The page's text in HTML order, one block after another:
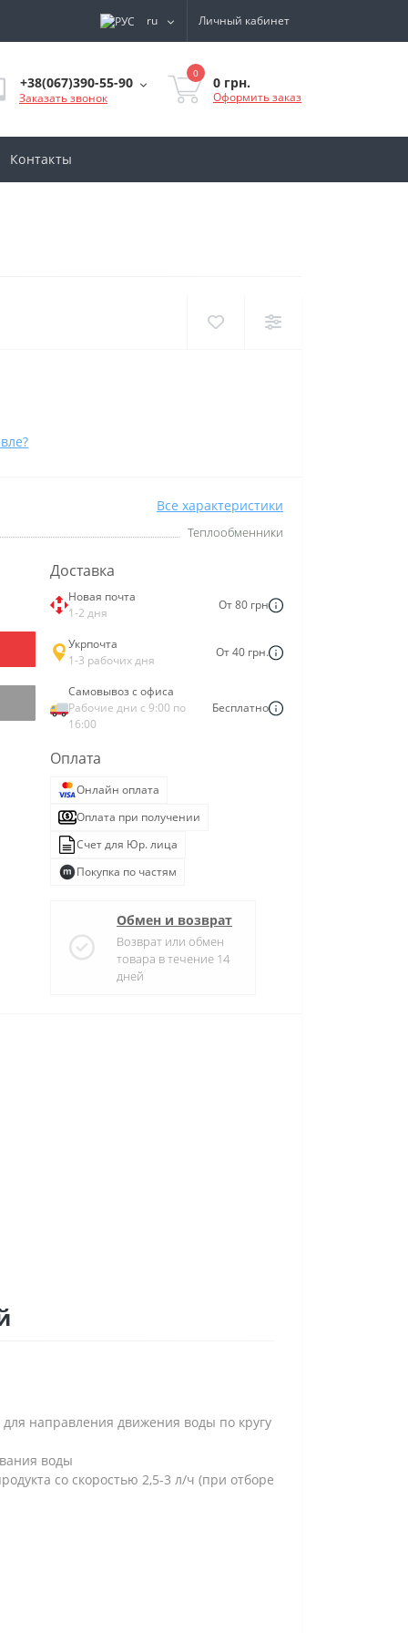
ru Личный кабинет
+38(067)390-55-90
Заказать звонок
0
0 грн.
Оформить заказ
Контакты
Все характеристики
Теплообменники
Доставка
Новая почта
1-2 дня
От 80 грн
Укрпочта
1-3 рабочих дня
От 40 грн.
Самовывоз с офиса
Рабочие дни с 9:00 по
16:00
Бесплатно
Оплата
Онлайн оплата
Оплата при получении
Счет для Юр. лица
Покупка по частям
Обмен и возврат
Возврат или обмен
товара в течение 14
дней
направления движения воды по кругу
воды
со скоростью 2,5-3 л/ч (при отборе